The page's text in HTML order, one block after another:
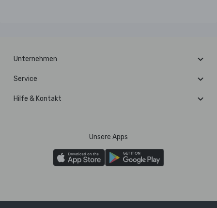
Unternehmen
Service
Hilfe & Kontakt
Unsere Apps